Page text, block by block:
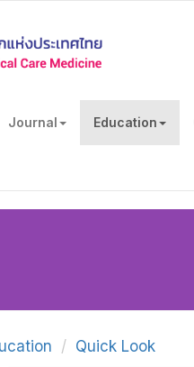
Journal Education
Quick Look